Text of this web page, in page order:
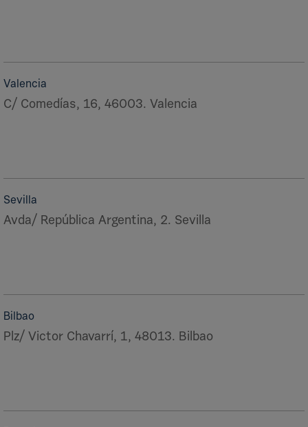
Valencia
C/ Comedías, 16, 46003. Valencia
Sevilla
Avda/ República Argentina, 2. Sevilla
Bilbao
Plz/ Victor Chavarrí, 1, 48013. Bilbao